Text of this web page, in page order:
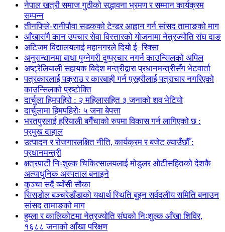
नेपाल खत्री समाज गुठीको सद्भावना भ्रमण र सम्मान कार्यक्रम
सम्पन्न
तीनपिप्ले-रानीपौवा सडकको टेन्डर आह्वान गर्न सांसद तामाङको माग
आँखासंगै कान उपचार सेवा विस्तारको योजनामा नेत्रज्योति संघ दाङ
अटिजम विद्यालयलाई महानगरले दियो ई–रिक्सा
अनुसन्धानमा बाधा पुग्नेगरी दुष्प्रचार नगर्न काउन्सिलको अपिल
अष्ट्रेलियाली सहायक विदेश मन्त्रीद्वारा प्रधानमन्त्रीसँग भेटवार्ता
पत्रकारलाई पक्राउ र कारबाही गर्न प्रहरीलाई पत्राचार नगरिएको
काउन्सिलको प्रष्टोक्ति
दार्चुला हिमपहिरो : २ महिलासहित ३ जनाको शव भेटियो
दार्चुलामा हिमपहिरोः ५ जना बेपत्ता
भरतपुरलाई हरियाली बगैँचाको रुपमा विकास गर्न लागिएको छ :
प्रमुख दाहाल
उत्पादन र रोजगारलक्षित नीति, कार्यक्रम र बजेट ल्याउँछौँ :
प्रधानमन्त्री
क्षत्रपाटी निःशुल्क चिकित्सालयलाई मोडुलर ओटीसहितको देशकै
अत्याधुनिक अस्पताल बनाइने
कुञ्चा सर्दै व्याँसी सौका
सिसडोल बञ्चरेडाँडाको यथार्थ स्थिति बुझ्न सर्वदलीय समिति बनाउन
सांसद तामाङको माग
हुम्ला र कालिकोटमा नेत्रज्योति संघको निःशुल्क आँखा शिविर,
१६८८ जनाको आँखा परिक्षण